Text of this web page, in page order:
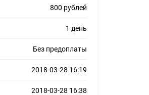
800 рублей
1 день
Без предоплаты
2018-03-28 16:19
2018-03-28 16:38